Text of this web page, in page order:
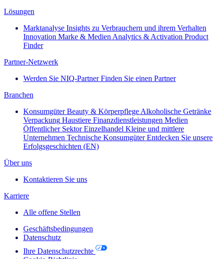
Lösungen
Marktanalyse Insights zu Verbrauchern und ihrem Verhalten
Innovation Marke & Medien Analytics & Activation Product
Finder
Partner-Netzwerk
Werden Sie NIQ-Partner Finden Sie einen Partner
Branchen
Konsumgüter Beauty & Körperpflege Alkoholische Getränke
Verpackung Haustiere Finanzdienstleistungen Medien
Öffentlicher Sektor Einzelhandel Kleine und mittlere
Unternehmen Technische Konsumgüter Entdecken Sie unsere
Erfolgsgeschichten (EN)
Über uns
Kontaktieren Sie uns
Karriere
Alle offene Stellen
Geschäftsbedingungen
Datenschutz
Ihre Datenschutzrechte